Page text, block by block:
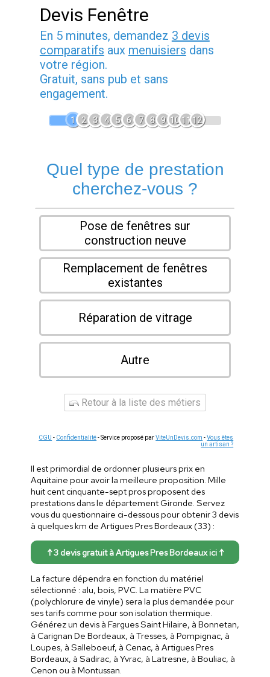
Devis Fenêtre
En 5 minutes, demandez 3 devis
comparatifs aux menuisiers dans
votre région.
Gratuit, sans pub et sans
engagement.
1 2 3 4 5 6 7 8 9 1011 12
Quel type de prestation
cherchez-vous ?
Pose de fenêtres sur
construction neuve
Remplacement de fenêtres
existantes
Réparation de vitrage
Autre
Retour à la liste des métiers
CGU - Confidentialité- Service proposé parViteUnDevis.com -Vous êtes
un artisan ?
Il est primordial de ordonner plusieurs prix en
Aquitaine pour avoir la meilleure proposition. Mille
huit cent cinquante-sept pros proposent des
prestations dans le département Gironde. Servez
vous du questionnaire ci-dessous pour obtenir 3 devis
à quelques km de Artigues Pres Bordeaux (33) :
↑ 3 devis gratuit à Artigues Pres Bordeaux ici ↑
La facture dépendra en fonction du matériel
sélectionné : alu, bois, PVC. La matière PVC
(polychlorure de vinyle) sera la plus demandée pour
ses tarifs comme pour son isolation thermique.
Générez un devis à Fargues Saint Hilaire, à Bonnetan,
à Carignan De Bordeaux, à Tresses, à Pompignac, à
Loupes, à Salleboeuf, à Cenac, à Artigues Pres
Bordeaux, à Sadirac, à Yvrac, à Latresne, à Bouliac, à
Cenon ou à Montussan.